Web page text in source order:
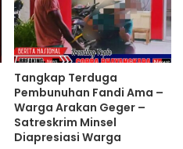
Tangkap Terduga
Pembunuhan Fandi Ama –
Warga Arakan Geger –
Satreskrim Minsel
Diapresiasi Warga